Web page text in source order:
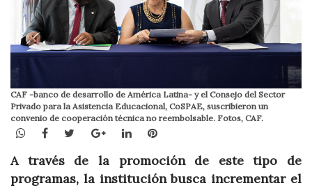
CAF -banco de desarrollo de América Latina- y el Consejo del Sector
Privado para la Asistencia Educacional, CoSPAE, suscribieron un
convenio de cooperación técnica no reembolsable. Fotos, CAF.
WhatsApp
Facebook
TwitterGoogle+LinkedInPinterest
A través de la promoción de este tipo de
programas, la institución busca incrementar el